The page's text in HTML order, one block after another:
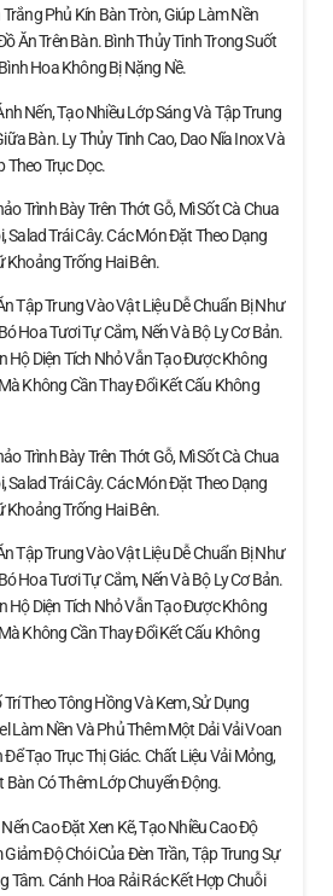
Phủ Kín Bàn Tròn, Giúp Làm Nền
Ăn Trên Bàn. Bình Thủy Tinh Trong Suốt
Hoa Không Bị Nặng Nề.
Nến, Tạo Nhiều Lớp Sáng Và Tập Trung
Bàn. Ly Thủy Tinh Cao, Dao Nĩa Inox Và
Theo Trục Dọc.
Trình Bày Trên Thớt Gỗ, Mì Sốt Cà Chua
Salad Trái Cây. Các Món Đặt Theo Dạng
Khoảng Trống Hai Bên.
Tập Trung Vào Vật Liệu Dễ Chuẩn Bị Như
Hoa Tươi Tự Cắm, Nến Và Bộ Ly Cơ Bản.
Hộ Diện Tích Nhỏ Vẫn Tạo Được Không
Không Cần Thay Đổi Kết Cấu Không
Trình Bày Trên Thớt Gỗ, Mì Sốt Cà Chua
Salad Trái Cây. Các Món Đặt Theo Dạng
Khoảng Trống Hai Bên.
Tập Trung Vào Vật Liệu Dễ Chuẩn Bị Như
Hoa Tươi Tự Cắm, Nến Và Bộ Ly Cơ Bản.
Hộ Diện Tích Nhỏ Vẫn Tạo Được Không
Không Cần Thay Đổi Kết Cấu Không
Theo Tông Hồng Và Kem, Sử Dụng
Làm Nền Và Phủ Thêm Một Dải Vải Voan
Tạo Trục Thị Giác. Chất Liệu Vải Mỏng,
Bàn Có Thêm Lớp Chuyển Động.
Cao Đặt Xen Kẽ, Tạo Nhiều Cao Độ
Độ Chói Của Đèn Trần, Tập Trung Sự
Tâm. Cánh Hoa Rải Rác Kết Hợp Chuỗi